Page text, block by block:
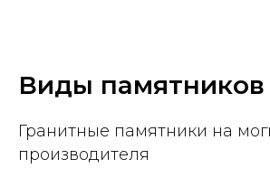
Виды памятников
Гранитные памятники на
производителя